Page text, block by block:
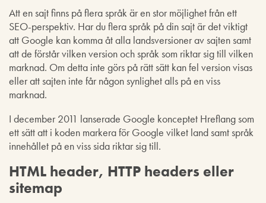
Att en sajt finns på flera språk är en stor möjlighet från ett
SEO-perspektiv. Har du flera språk på din sajt är det viktigt
att Google kan komma åt alla landsversioner av sajten samt
att de förstår vilken version och språk som riktar sig till vilken
marknad. Om detta inte görs på rätt sätt kan fel version visas
eller att sajten inte får någon synlighet alls på en viss
marknad.
I december 2011 lanserade Google konceptet Hreflang som
ett sätt att i koden markera för Google vilket land samt språk
innehållet på en viss sida riktar sig till.
HTML header, HTTP headers eller
sitemap